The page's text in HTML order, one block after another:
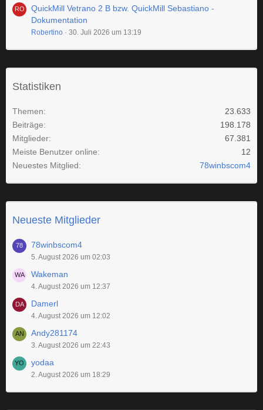
QuickMill Vetrano 2 B bzw. QuickMill Sebastiano -
Dokumentation
Robertino 30. Juli 2026 um 13:19
Statistiken
Themen
23.633
Beiträge
198.178
Mitglieder
67.381
Meiste Benutzer online
12
Neuestes Mitglied
78winbscom4
Neueste Mitglieder
78winbscom4
5. August 2026 um 02:03
Wakeman
4. August 2026 um 12:37
Damerl
4. August 2026 um 12:02
Andy281174
3. August 2026 um 22:43
yodaa
2. August 2026 um 18:29